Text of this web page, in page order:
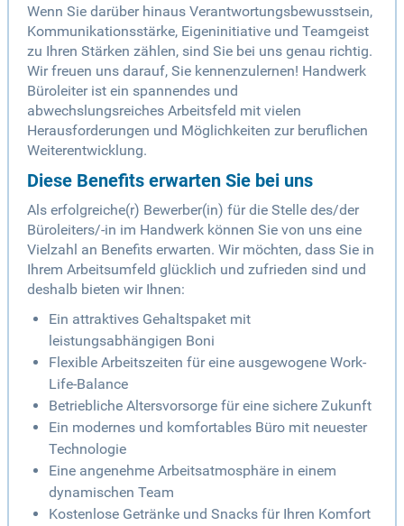
Wenn Sie darüber hinaus Verantwortungsbewusstsein,
Kommunikationsstärke, Eigeninitiative und Teamgeist
zu Ihren Stärken zählen, sind Sie bei uns genau richtig.
Wir freuen uns darauf, Sie kennenzulernen! Handwerk
Büroleiter ist ein spannendes und
abwechslungsreiches Arbeitsfeld mit vielen
Herausforderungen und Möglichkeiten zur beruflichen
Weiterentwicklung.
Diese Benefits erwarten Sie bei uns
Als erfolgreiche(r) Bewerber(in) für die Stelle des/der
Büroleiters/-in im Handwerk können Sie von uns eine
Vielzahl an Benefits erwarten. Wir möchten, dass Sie in
Ihrem Arbeitsumfeld glücklich und zufrieden sind und
deshalb bieten wir Ihnen:
Ein attraktives Gehaltspaket mit
leistungsabhängigen Boni
Flexible Arbeitszeiten für eine ausgewogene Work-
Life-Balance
Betriebliche Altersvorsorge für eine sichere Zukunft
Ein modernes und komfortables Büro mit neuester
Technologie
Eine angenehme Arbeitsatmosphäre in einem
dynamischen Team
Kostenlose Getränke und Snacks für Ihren Komfort